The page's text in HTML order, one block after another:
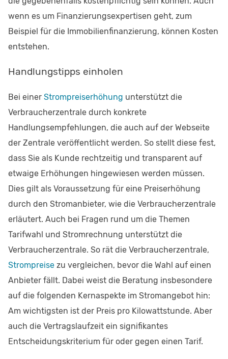
wenn es um Finanzierungsexpertisen geht, zum
Beispiel für die Immobilienfinanzierung, können Kosten
entstehen.
Handlungstipps einholen
Bei einer Strompreiserhöhung unterstützt die
Verbraucherzentrale durch konkrete
Handlungsempfehlungen, die auch auf der Webseite
der Zentrale veröffentlicht werden. So stellt diese fest,
dass Sie als Kunde rechtzeitig und transparent auf
etwaige Erhöhungen hingewiesen werden müssen.
Dies gilt als Voraussetzung für eine Preiserhöhung
durch den Stromanbieter, wie die Verbraucherzentrale
erläutert. Auch bei Fragen rund um die Themen
Tarifwahl und Stromrechnung unterstützt die
Verbraucherzentrale. So rät die Verbraucherzentrale,
Strompreise zu vergleichen, bevor die Wahl auf einen
Anbieter fällt. Dabei weist die Beratung insbesondere
auf die folgenden Kernaspekte im Stromangebot hin:
Am wichtigsten ist der Preis pro Kilowattstunde. Aber
auch die Vertragslaufzeit ein signifikantes
Entscheidungskriterium für oder gegen einen Tarif.